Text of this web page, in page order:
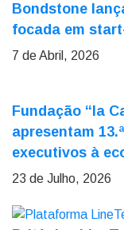
Bondstone
focada em
7 de Abril, 2026
Fundação “la
apresentam
executivos à
23 de Julho, 2026